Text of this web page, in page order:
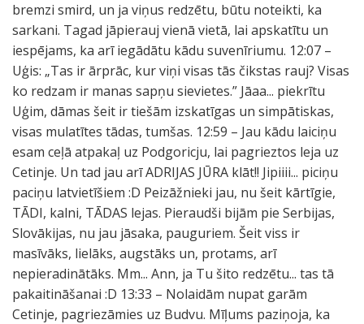
bremzi smird, un ja viņus redzētu, būtu noteikti, ka
sarkani. Tagad jāpierauj vienā vietā, lai apskatītu un
iespējams, ka arī iegādātu kādu suvenīriumu. 12:07 –
Uģis: „Tas ir ārprāc, kur viņi visas tās čikstas rauj? Visas
ko redzam ir manas sapņu sievietes.” Jāaa... piekrītu
Uģim, dāmas šeit ir tiešām izskatīgas un simpātiskas,
visas mulatītes tādas, tumšas. 12:59 – Jau kādu laiciņu
esam ceļā atpakaļ uz Podgoricju, lai pagrieztos leja uz
Cetinje. Un tad jau arī ADRIJAS JŪRA klāt!! Jipiiii... piciņu
paciņu latvietīšiem :D Peizāžnieki jau, nu šeit kārtīgie,
TĀDI, kalni, TĀDAS lejas. Pieraudši bijām pie Serbijas,
Slovākijas, nu jau jāsaka, pauguriem. Šeit viss ir
masīvāks, lielāks, augstāks un, protams, arī
nepieradinātāks. Mm... Ann, ja Tu šito redzētu... tas tā
pakaitināšanai :D 13:33 – Nolaidām nupat garām
Cetinje, pagriezāmies uz Budvu. Mīļums paziņoja, ka